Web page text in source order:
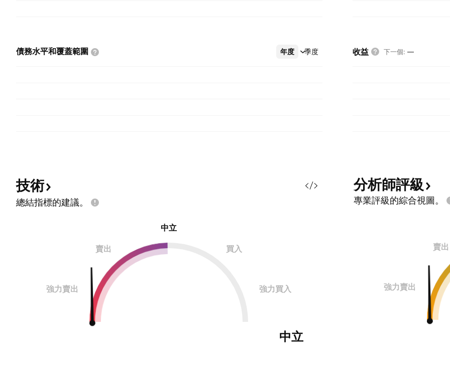
債務水平和覆蓋範圍 年度 季度
更多 收益 下一個: —
技術
總結指標的建議。
中立
賣出 買入
強力賣出 強力買入
中立
分析師評級
專業評級的綜合視圖。
賣出
強力賣出